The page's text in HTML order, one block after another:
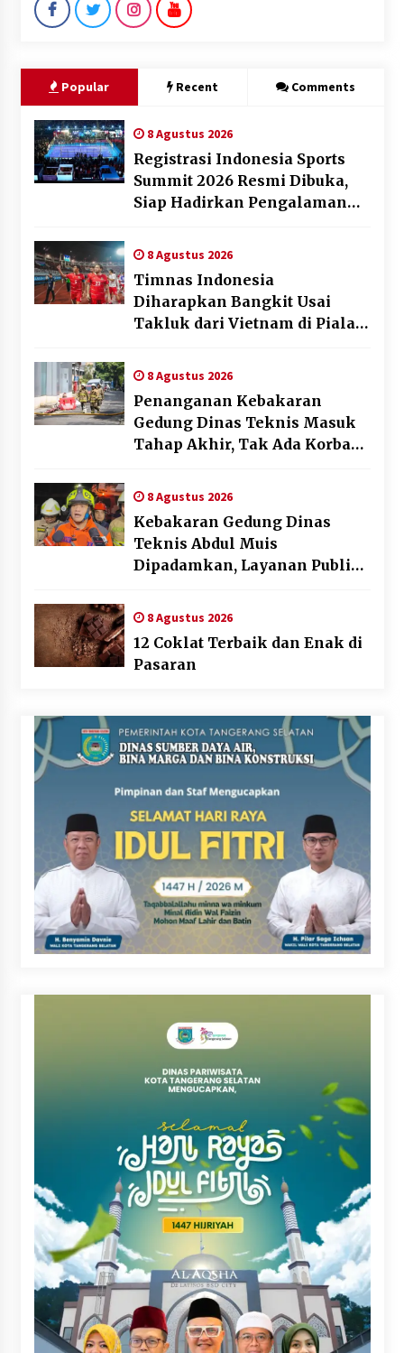
Popular Recent Comments
8 Agustus 2026
Registrasi Indonesia Sports
Summit 2026 Resmi Dibuka,
Siap Hadirkan Pengalaman
8 Agustus 2026
Timnas Indonesia
Diharapkan Bangkit Usai
Takluk dari Vietnam di Piala
8 Agustus 2026
Penanganan Kebakaran
Gedung Dinas Teknis Masuk
Tahap Akhir, Tak Ada Korban
8 Agustus 2026
Kebakaran Gedung Dinas
Teknis Abdul Muis
Dipadamkan, Layanan Publik
8 Agustus 2026
12 Coklat Terbaik dan Enak di
Pasaran